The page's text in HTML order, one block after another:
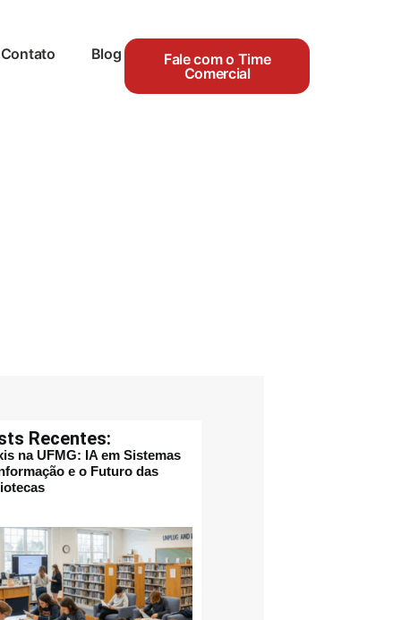
Contato Blog
Fale com o Time
Comercial
Recentes:
na UFMG: IA em Sistemas
e o Futuro das